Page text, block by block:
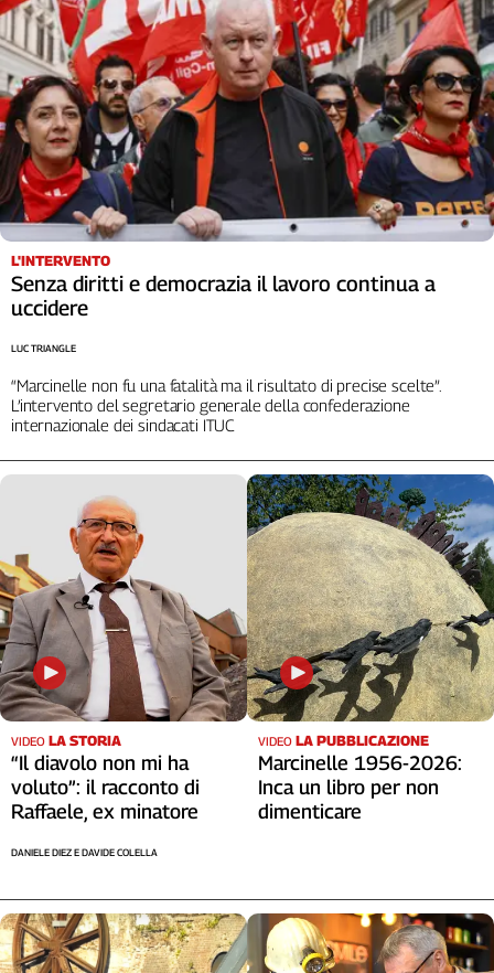
L'INTERVENTO
Senza diritti e democrazia il lavoro continua a
uccidere
“Marcinelle non fu una fatalità ma il risultato di precise scelte”.
L’intervento del segretario generale della confederazione
internazionale dei sindacati ITUC
LUC TRIANGLE
VIDEO LA STORIA
“Il diavolo non mi ha
voluto”: il racconto di
Raffaele, ex minatore
DANIELE DIEZ E DAVIDE COLELLA
VIDEO LA PUBBLICAZIONE
Marcinelle 1956-2026:
Inca un libro per non
dimenticare